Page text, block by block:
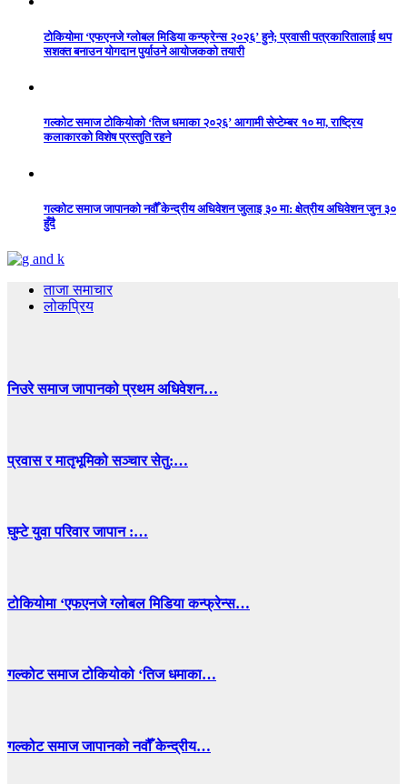
टोकियोमा ‘एफएनजे ग्लोबल मिडिया कन्फ्रेन्स २०२६’ हुने; प्रवासी पत्रकारितालाई थप
सशक्त बनाउन योगदान पुर्याउने आयोजकको तयारी
गल्कोट समाज टोकियोको ‘तिज धमाका २०२६’ आगामी सेप्टेम्बर १० मा, राष्ट्रिय
कलाकारको विशेष प्रस्तुति रहने
गल्कोट समाज जापानको नवौँ केन्द्रीय अधिवेशन जुलाइ ३० मा: क्षेत्रीय अधिवेशन जुन ३०
हुँदै
ताजा समाचार
लोकप्रिय
निउरे समाज जापानको प्रथम अधिवेशन…
प्रवास र मातृभूमिको सञ्चार सेतु:…
घुम्टे युवा परिवार जापान :…
टोकियोमा ‘एफएनजे ग्लोबल मिडिया कन्फ्रेन्स…
गल्कोट समाज टोकियोको ‘तिज धमाका…
गल्कोट समाज जापानको नवौँ केन्द्रीय…